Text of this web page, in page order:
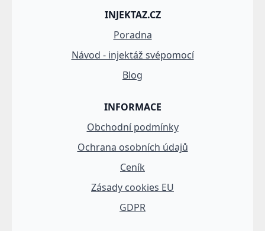
INJEKTAZ.CZ
Poradna
Návod - injektáž svépomocí
Blog
INFORMACE
Obchodní podmínky
Ochrana osobních údajů
Ceník
Zásady cookies EU
GDPR